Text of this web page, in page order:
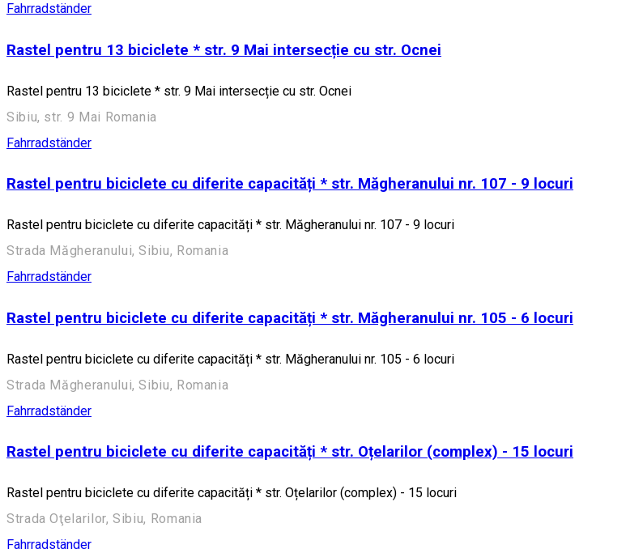
Fahrradständer
Rastel pentru 13 biciclete * str. 9 Mai intersecție cu str. Ocnei
Rastel pentru 13 biciclete * str. 9 Mai intersecție cu str. Ocnei
Sibiu, str. 9 Mai Romania
Fahrradständer
Rastel pentru biciclete cu diferite capacități * str. Măgheranului nr. 107 - 9 locuri
Rastel pentru biciclete cu diferite capacități * str. Măgheranului nr. 107 - 9 locuri
Strada Măgheranului, Sibiu, Romania
Fahrradständer
Rastel pentru biciclete cu diferite capacități * str. Măgheranului nr. 105 - 6 locuri
Rastel pentru biciclete cu diferite capacități * str. Măgheranului nr. 105 - 6 locuri
Strada Măgheranului, Sibiu, Romania
Fahrradständer
Rastel pentru biciclete cu diferite capacități * str. Oțelarilor (complex) - 15 locuri
Rastel pentru biciclete cu diferite capacități * str. Oțelarilor (complex) - 15 locuri
Strada Oţelarilor, Sibiu, Romania
Fahrradständer